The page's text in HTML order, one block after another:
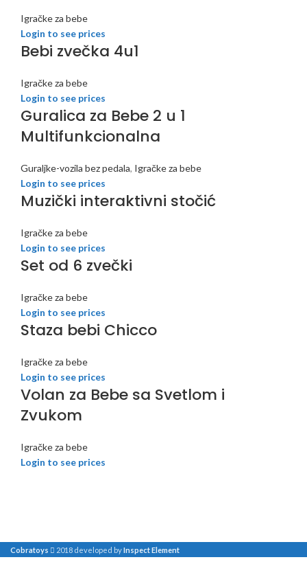
Igračke za bebe
Login to see prices
Bebi zvečka 4u1
Igračke za bebe
Login to see prices
Guralica za Bebe 2 u 1
Multifunkcionalna
Guraljke-vozila bez pedala, Igračke za bebe
Login to see prices
Muzički interaktivni stočić
Igračke za bebe
Login to see prices
Set od 6 zvečki
Igračke za bebe
Login to see prices
Staza bebi Chicco
Igračke za bebe
Login to see prices
Volan za Bebe sa Svetlom i
Zvukom
Igračke za bebe
Login to see prices
Cobratoys 2018 developed byInspect Element